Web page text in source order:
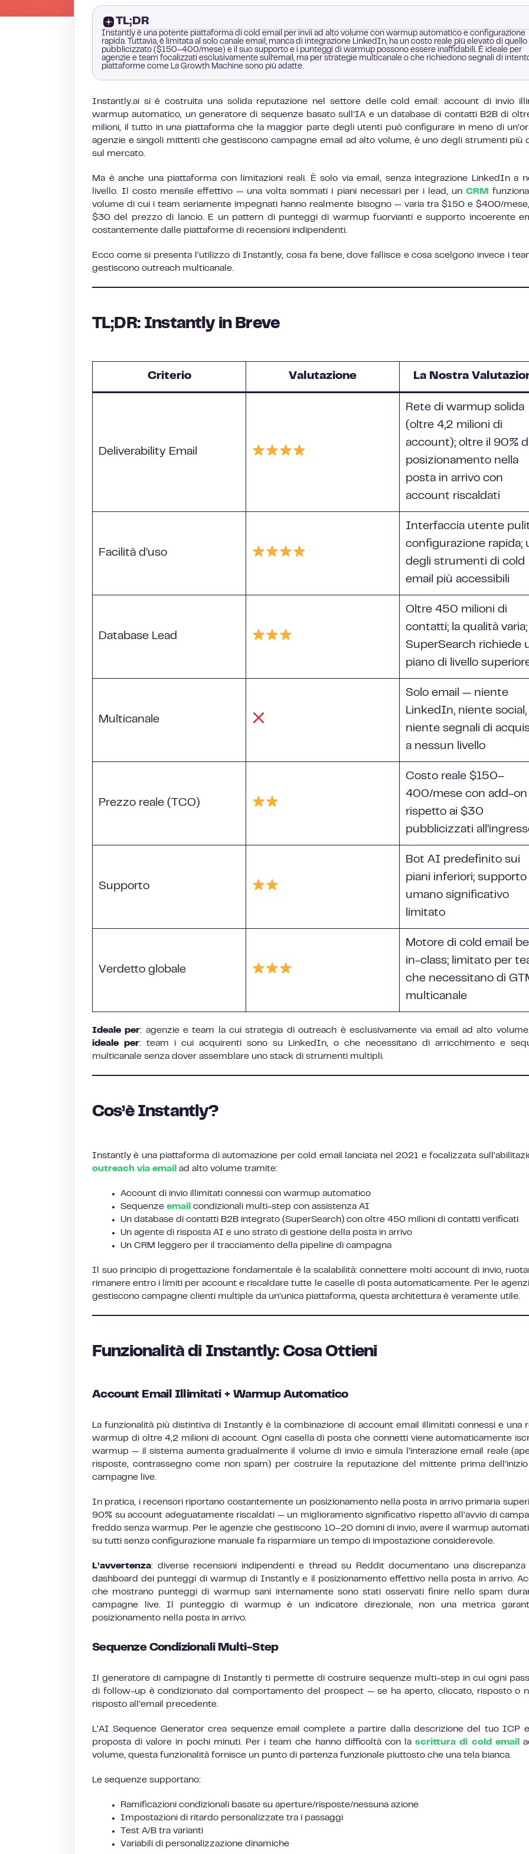
TL;DR
Instantly è una potente piattaforma di cold email per invii ad alto volume con warmup automatico e configurazione
rapida. Tuttavia, è limitata al solo canale email, manca di integrazione LinkedIn, ha un costo reale più elevato di quello
pubblicizzato ($150–400/mese) e il suo supporto e i punteggi di warmup possono essere inaffidabili. È ideale per
agenzie e team focalizzati esclusivamente sull’email, ma per strategie multicanale o che richiedono segnali di
piattaforme come La Growth Machine sono più adatte.
Instantly.ai si è costruita una solida reputazione nel settore delle cold email: account di invio
warmup automatico, un generatore di sequenze basato sull’IA e un database di contatti B2B di
milioni, il tutto in una piattaforma che la maggior parte degli utenti può configurare in meno di
agenzie e singoli mittenti che gestiscono campagne email ad alto volume, è uno degli strumenti più
sul mercato.
Ma è anche una piattaforma con limitazioni reali. È solo via email, senza integrazione LinkedIn a
livello. Il costo mensile effettivo — una volta sommati i piani necessari per i lead, un CRM
volume di cui i team seriamente impegnati hanno realmente bisogno — varia tra $150 e $400/
$30 del prezzo di lancio. E un pattern di punteggi di warmup fuorvianti e supporto incoerente
costantemente dalle piattaforme di recensioni indipendenti.
Ecco come si presenta l’utilizzo di Instantly, cosa fa bene, dove fallisce e cosa scelgono invece i
gestiscono outreach multicanale.
TL;DR: Instantly in Breve
Criterio Valutazione La Nostra
Deliverability Email
Rete di warmup solida
(oltre 4,2 milioni di
account); oltre il 90%
posizionamento nella
posta in arrivo con
account riscaldati
Facilità d’uso
Interfaccia utente
configurazione rapida;
degli strumenti di cold
email più accessibili
Database Lead
Oltre 450 milioni di
contatti; la qualità varia;
SuperSearch richiede
piano di livello
Multicanale
Solo email — niente
LinkedIn, niente social,
niente segnali di
a nessun livello
Prezzo reale (TCO)
Costo reale $150–
400/mese con add-on
rispetto ai $30
pubblicizzati
Supporto
Bot AI predefinito sui
piani inferiori; supporto
umano significativo
limitato
Verdetto globale
Motore di cold email
in-class; limitato per
che necessitano di
multicanale
Ideale per: agenzie e team la cui strategia di outreach è esclusivamente via email ad alto
ideale per: team i cui acquirenti sono su LinkedIn, o che necessitano di arricchimento e
multicanale senza dover assemblare uno stack di strumenti multipli.
Cos’è Instantly?
Instantly è una piattaforma di automazione per cold email lanciata nel 2021 e focalizzata
outreach via email ad alto volume tramite:
Account di invio illimitati connessi con warmup automatico
Sequenze email condizionali multi-step con assistenza AI
Un database di contatti B2B integrato (SuperSearch) con oltre 450 milioni di contatti verificati
Un agente di risposta AI e uno strato di gestione della posta in arrivo
Un CRM leggero per il tracciamento della pipeline di campagna
Il suo principio di progettazione fondamentale è la scalabilità: connettere molti account di invio,
rimanere entro i limiti per account e riscaldare tutte le caselle di posta automaticamente. Per le
gestiscono campagne clienti multiple da un’unica piattaforma, questa architettura è veramente utile.
Funzionalità di Instantly: Cosa Ottieni
Account Email Illimitati + Warmup Automatico
La funzionalità più distintiva di Instantly è la combinazione di account email illimitati connessi e una
warmup di oltre 4,2 milioni di account. Ogni casella di posta che connetti viene automaticamente
warmup — il sistema aumenta gradualmente il volume di invio e simula l’interazione email reale
risposte, contrassegno come non spam) per costruire la reputazione del mittente prima
campagne live.
In pratica, i recensori riportano costantemente un posizionamento nella posta in arrivo primaria
90% su account adeguatamente riscaldati — un miglioramento significativo rispetto all’avvio di
freddo senza warmup. Per le agenzie che gestiscono 10–20 domini di invio, avere il warmup
su tutti senza configurazione manuale fa risparmiare un tempo di impostazione considerevole.
L’avvertenza: diverse recensioni indipendenti e thread su Reddit documentano una
dashboard dei punteggi di warmup di Instantly e il posizionamento effettivo nella posta in arrivo.
che mostrano punteggi di warmup sani internamente sono stati osservati finire nello spam
campagne live. Il punteggio di warmup è un indicatore direzionale, non una metrica
posizionamento nella posta in arrivo.
Sequenze Condizionali Multi-Step
Il generatore di campagne di Instantly ti permette di costruire sequenze multi-step in cui ogni
di follow-up è condizionato dal comportamento del prospect — se ha aperto, cliccato, risposto o
risposto all’email precedente.
L’AI Sequence Generator crea sequenze email complete a partire dalla descrizione del tuo ICP
proposta di valore in pochi minuti. Per i team che hanno difficoltà con lascrittura di cold email
volume, questa funzionalità fornisce un punto di partenza funzionale piuttosto che una tela bianca.
Le sequenze supportano:
Ramificazioni condizionali basate su aperture/risposte/nessuna azione
Impostazioni di ritardo personalizzate tra i passaggi
Test A/B tra varianti
Variabili di personalizzazione dinamiche